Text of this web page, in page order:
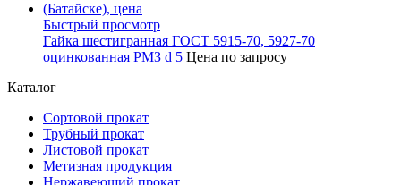
Быстрый просмотр
Гайка шестигранная ГОСТ 5915-70, 5927-70
оцинкованная РМЗ d 5 Цена по запросу
Каталог
Сортовой прокат
Трубный прокат
Листовой прокат
Метизная продукция
Нержавеющий прокат